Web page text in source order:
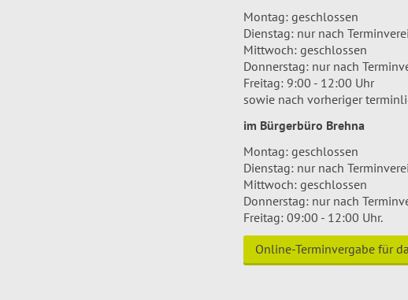
Montag: geschlossen
Dienstag: nur nach
Mittwoch: geschlossen
Donnerstag: nur nach
Freitag: 9:00 - 12:00 Uhr
sowie nach vorheriger
im Bürgerbüro Brehna
Montag: geschlossen
Dienstag: nur nach
Mittwoch: geschlossen
Donnerstag: nur nach
Freitag: 09:00 - 12:00 Uhr.
Online-Terminvergabe für